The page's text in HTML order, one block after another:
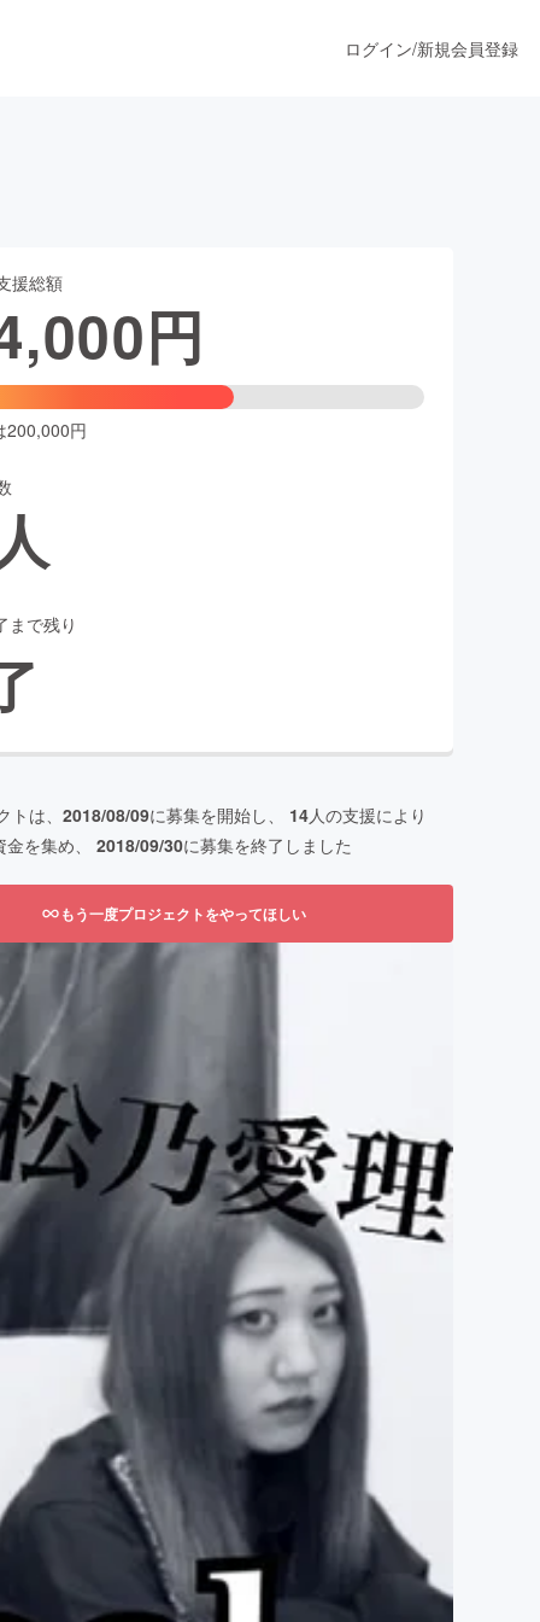
ファッション
ログイン/新規会員登録
援総額
円
200,000円
まで残り
は、 2018/08/09に募集を開始し、 14人の支援により
を集め、 2018/09/30に募集を終了しました
もう一度プロジェクトをやってほしい